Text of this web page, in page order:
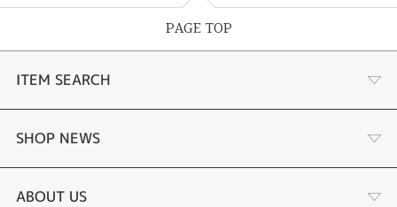
PAGE TOP
ITEM SEARCH
婚約指輪
結婚指輪
SHOP NEWS
サプライズプロポーズ相談室
ABOUT US